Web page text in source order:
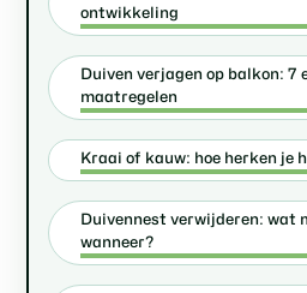
ontwikkeling
Duiven verjagen op balkon: 7
maatregelen
Kraai of kauw: hoe herken je
Duivennest verwijderen: wat
wanneer?